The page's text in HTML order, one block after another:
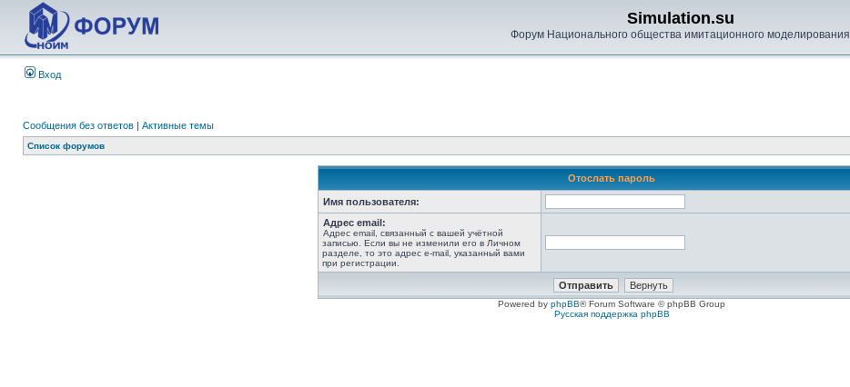
Simulation.su
Форум Национального общества имитационного моделирования
Вход
Сообщения без ответов | Активные темы
Список форумов
Отослать пароль
Имя пользователя:
Адрес email:
Адрес email, связанный с вашей учётной
записью. Если вы не изменили его в Личном
разделе, то это адрес e-mail, указанный вами
при регистрации.
Powered by phpBB® Forum Software © phpBB Group
Русская поддержка phpBB